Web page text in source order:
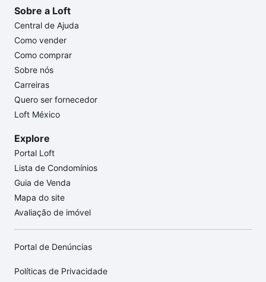
Sobre a Loft
Central de Ajuda
Como vender
Como comprar
Sobre nós
Carreiras
Quero ser fornecedor
Loft México
Explore
Portal Loft
Lista de Condomínios
Guia de Venda
Mapa do site
Avaliação de imóvel
Portal de Denúncias
Políticas de Privacidade